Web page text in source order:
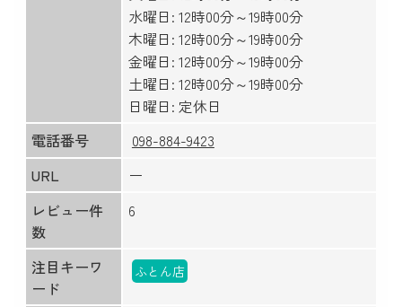
水曜日: 12時00分～19時00分
木曜日: 12時00分～19時00分
金曜日: 12時00分～19時00分
土曜日: 12時00分～19時00分
日曜日: 定休日
電話番号
098-884-9423
URL
ー
レビュー件
数
6
注目キーワ
ード
ふとん店